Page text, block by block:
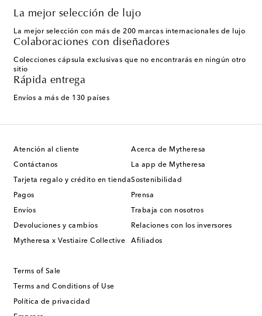
La mejor selección de lujo
La mejor selección con más de 200 marcas internacionales de lujo
Colaboraciones con diseñadores
Colecciones cápsula exclusivas que no encontrarás en ningún otro
sitio
Rápida entrega
Envíos a más de 130 países
Atención al cliente
Contáctanos
Tarjeta regalo y crédito en tienda
Pagos
Envíos
Devoluciones y cambios
Mytheresa x Vestiaire Collective
Acerca de Mytheresa
La app de Mytheresa
Sostenibilidad
Prensa
Trabaja con nosotros
Relaciones con los inversores
Afiliados
Terms of Sale
Terms and Conditions of Use
Política de privacidad